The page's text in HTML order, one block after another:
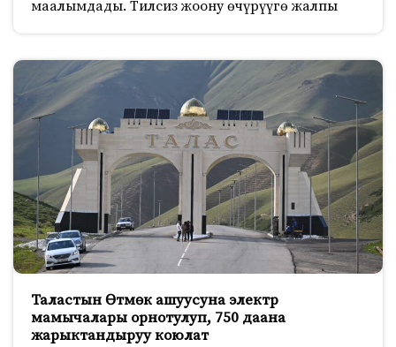
маалымдады. Тилсиз жоону өчүрүүгө жалпы
Таластын Өтмөк ашуусуна электр
мамычалары орнотулуп, 750 даана
жарыктандыруу коюлат